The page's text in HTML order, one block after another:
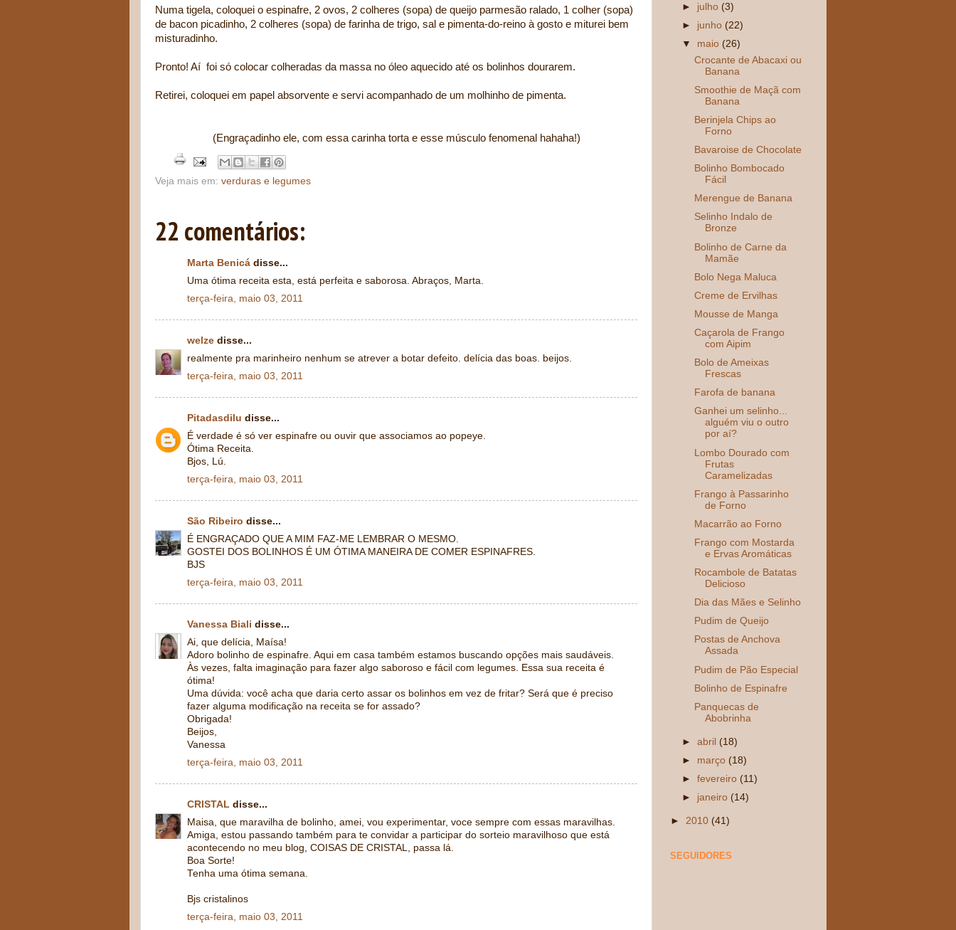
Numa tigela, coloquei o espinafre, 2 ovos, 2 colheres (sopa) de queijo parmesão ralado, 1 colher (sopa)
de bacon picadinho, 2 colheres (sopa) de farinha de trigo, sal e pimenta-do-reino à gosto e miturei bem
misturadinho.
Pronto! Aí foi só colocar colheradas da massa no óleo aquecido até os bolinhos dourarem.
Retirei, coloquei em papel absorvente e servi acompanhado de um molhinho de pimenta.
(Engraçadinho ele, com essa carinha torta e esse músculo fenomenal hahaha!)
Veja mais em: verduras e legumes
22 comentários:
Marta Benicá disse...
Uma ótima receita esta, está perfeita e saborosa. Abraços, Marta.
terça-feira, maio 03, 2011
welze disse...
realmente pra marinheiro nenhum se atrever a botar defeito. delícia das boas. beijos.
terça-feira, maio 03, 2011
Pitadasdilu disse...
É verdade é só ver espinafre ou ouvir que associamos ao popeye.
Ótima Receita.
Bjos, Lú.
terça-feira, maio 03, 2011
São Ribeiro disse...
É ENGRAÇADO QUE A MIM FAZ-ME LEMBRAR O MESMO.
GOSTEI DOS BOLINHOS É UM ÓTIMA MANEIRA DE COMER ESPINAFRES.
BJS
terça-feira, maio 03, 2011
Vanessa Biali disse...
Ai, que delícia, Maísa!
Adoro bolinho de espinafre. Aqui em casa também estamos buscando opções mais saudáveis.
Às vezes, falta imaginação para fazer algo saboroso e fácil com legumes. Essa sua receita é
ótima!
Uma dúvida: você acha que daria certo assar os bolinhos em vez de fritar? Será que é preciso
fazer alguma modificação na receita se for assado?
Obrigada!
Beijos,
Vanessa
terça-feira, maio 03, 2011
CRISTAL disse...
Maisa, que maravilha de bolinho, amei, vou experimentar, voce sempre com essas maravilhas.
Amiga, estou passando também para te convidar a participar do sorteio maravilhoso que está
acontecendo no meu blog, COISAS DE CRISTAL, passa lá.
Boa Sorte!
Tenha uma ótima semana.
Bjs cristalinos
terça-feira, maio 03, 2011
► julho (3)
► junho (22)
▼ maio (26)
Crocante de Abacaxi ou
Banana
Smoothie de Maçã com
Banana
Berinjela Chips ao
Forno
Bavaroise de Chocolate
Bolinho Bombocado
Fácil
Merengue de Banana
Selinho Indalo de
Bronze
Bolinho de Carne da
Mamãe
Bolo Nega Maluca
Creme de Ervilhas
Mousse de Manga
Caçarola de Frango
com Aipim
Bolo de Ameixas
Frescas
Farofa de banana
Ganhei um selinho...
alguém viu o outro
por aí?
Lombo Dourado com
Frutas
Caramelizadas
Frango à Passarinho
de Forno
Macarrão ao Forno
Frango com Mostarda
e Ervas Aromáticas
Rocambole de Batatas
Delicioso
Dia das Mães e Selinho
Pudim de Queijo
Postas de Anchova
Assada
Pudim de Pão Especial
Bolinho de Espinafre
Panquecas de
Abobrinha
►abril (18)
► março (18)
►fevereiro (11)
► janeiro (14)
► 2010 (41)
SEGUIDORES